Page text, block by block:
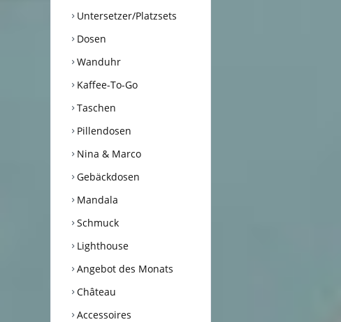
Untersetzer/Platzsets
Dosen
Wanduhr
Kaffee-To-Go
Taschen
Pillendosen
Nina & Marco
Gebäckdosen
Mandala
Schmuck
Lighthouse
Angebot des Monats
Château
Accessoires